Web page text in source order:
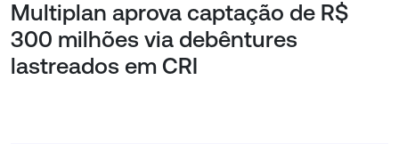
Multiplan aprova captação de R$
300 milhões via debêntures
lastreados em CRI